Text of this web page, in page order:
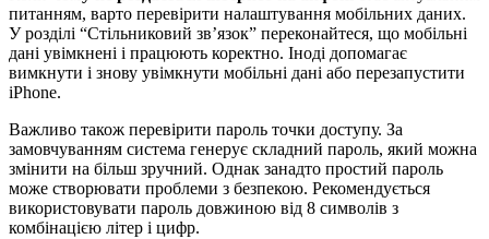
питанням, варто перевірити налаштування мобільних даних.
У розділі “Стільниковий зв’язок” переконайтеся, що мобільні
дані увімкнені і працюють коректно. Іноді допомагає
вимкнути і знову увімкнути мобільні дані або перезапустити
iPhone.
Важливо також перевірити пароль точки доступу. За
замовчуванням система генерує складний пароль, який можна
змінити на більш зручний. Однак занадто простий пароль
може створювати проблеми з безпекою. Рекомендується
використовувати пароль довжиною від 8 символів з
комбінацією літер і цифр.